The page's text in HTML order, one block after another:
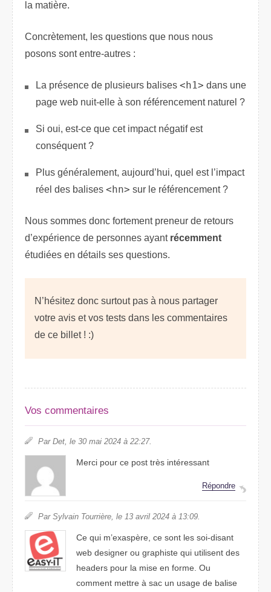
la matière.
Concrètement, les questions que nous nous
posons sont entre-autres :
La présence de plusieurs balises <h1> dans une
page web nuit-elle à son référencement naturel ?
Si oui, est-ce que cet impact négatif est
conséquent ?
Plus généralement, aujourd’hui, quel est l’impact
réel des balises <hn> sur le référencement ?
Nous sommes donc fortement preneur de retours
d’expérience de personnes ayant récemment
étudiées en détails ses questions.
N’hésitez donc surtout pas à nous partager
votre avis et vos tests dans les commentaires
de ce billet ! :)
Vos commentaires
Par Det, le 30 mai 2024 à 22:27.
Merci pour ce post très intéressant
Répondre
Par Sylvain Tourrière, le 13 avril 2024 à 13:09.
Ce qui m’exaspère, ce sont les soi-disant
web designer ou graphiste qui utilisent des
headers pour la mise en forme. Ou
comment mettre à sac un usage de balise